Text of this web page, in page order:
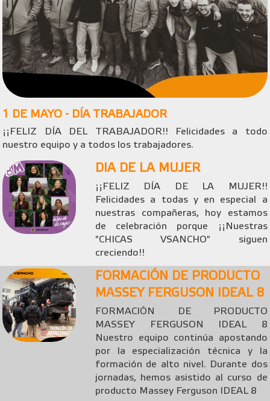
1 DE MAYO - DÍA TRABAJADOR
¡¡FELIZ DÍA DEL TRABAJADOR!! Felicidades a todo
nuestro equipo y a todos los trabajadores.
DIA DE LA MUJER
¡¡FELIZ DÍA DE LA MUJER!!
Felicidades a todas y en especial a
nuestras compañeras, hoy estamos
de celebración porque ¡¡Nuestras
"CHICAS VSANCHO" siguen
creciendo!!
FORMACIÓN DE PRODUCTO
MASSEY FERGUSON IDEAL 8
FORMACIÓN DE PRODUCTO
MASSEY FERGUSON IDEAL 8
Nuestro equipo continúa apostando
por la especialización técnica y la
formación de alto nivel. Durante dos
jornadas, hemos asistido al curso de
producto Massey Ferguson IDEAL 8